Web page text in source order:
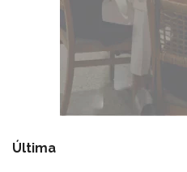
Última